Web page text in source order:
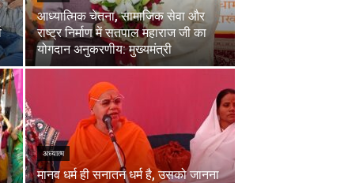
आध्यात्मिक चेतना, सामाजिक सेवा और
राष्ट्र निर्माण में सतपाल महाराज जी का
योगदान अनुकरणीय: मुख्यमंत्री
अध्यात्म
मानव धर्म ही सनातन धर्म है, उसको जानना